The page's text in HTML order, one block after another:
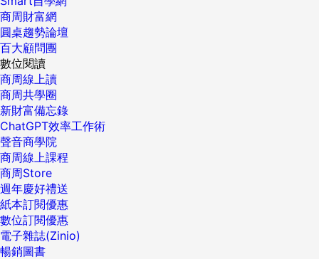
商周財富網
圓桌趨勢論壇
百大顧問團
數位閱讀
商周線上讀
商周共學圈
新財富備忘錄
ChatGPT效率工作術
聲音商學院
商周線上課程
商周Store
週年慶好禮送
紙本訂閱優惠
數位訂閱優惠
電子雜誌(Zinio)
暢銷圖書